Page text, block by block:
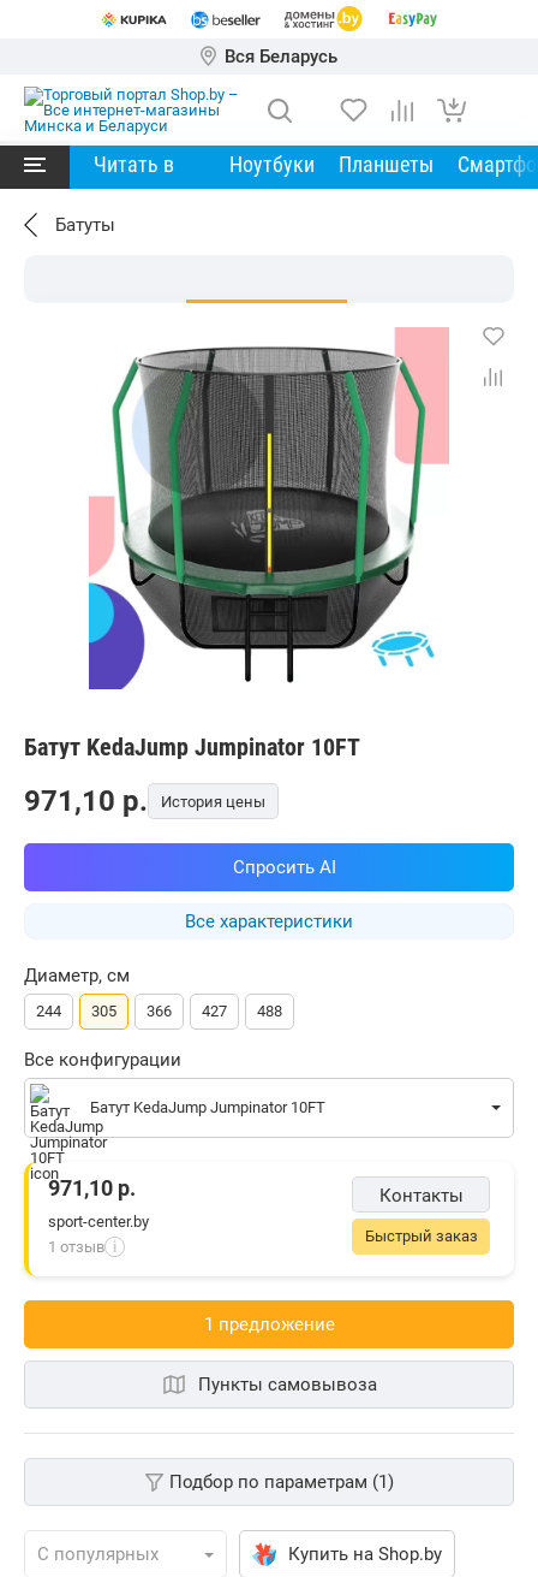
Вся Беларусь
Читать в Ноутбуки Планшеты
Батуты
Батут KedaJump Jumpinator 10FT
Все характеристики
Диаметр, см
244 305 366 427 488
Все конфигурации
Батут KedaJump Jumpinator 10FT
971,10 p. История цены
Спросить AI
Контакты
Быстрый заказ
971,10 р.
sport-center.by
1 отзыв i
1 предложениe
Пункты самовывоза
Подбор по параметрам (1)
Купить на Shop.by